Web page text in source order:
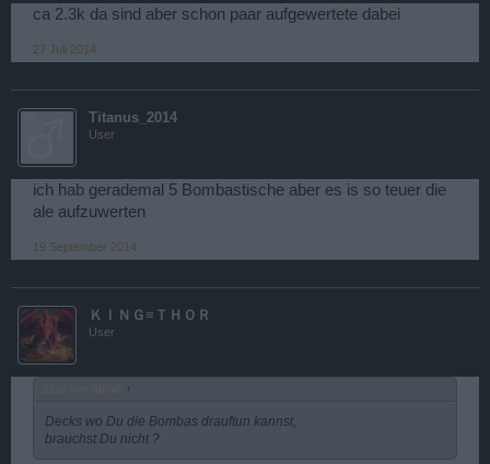
ca 2.3k da sind aber schon paar aufgewertete dabei
27 Juli 2014
Titanus_2014
User
ich hab gerademal 5 Bombastische aber es is so teuer die
ale aufzuwerten
19 September 2014
ＫＩＮＧ≡ＴＨＯＲ
User
↑
Decks wo Du die Bombas drauftun kannst,
brauchst Du nicht ?